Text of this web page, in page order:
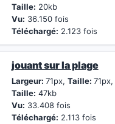
Taille: 20kb
Vu: 36.150 fois
Téléchargé: 2.123 fois
jouant sur la plage
Largeur: 71px, Taille: 71px,
Taille: 47kb
Vu: 33.408 fois
Téléchargé: 2.113 fois